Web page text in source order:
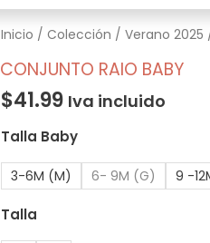
Inicio / Colección / Verano 2025
CONJUNTO RAIO BABY
$41.99 Iva incluido
Talla Baby
3-6M (M) 6- 9M (G) 9 -
Talla
CONJUNTO
RAIO
cantidad